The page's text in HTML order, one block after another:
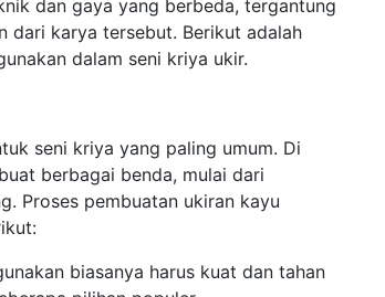
dan gaya yang berbeda, tergantung
dari karya tersebut. Berikut adalah
dalam seni kriya ukir.
seni kriya yang paling umum. Di
berbagai benda, mulai dari
Proses pembuatan ukiran kayu
biasanya harus kuat dan tahan